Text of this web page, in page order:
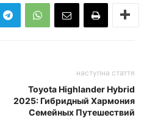
наступна стаття
Toyota Highlander Hybrid
2025: Гибридный Хармония
Семейных Путешествий